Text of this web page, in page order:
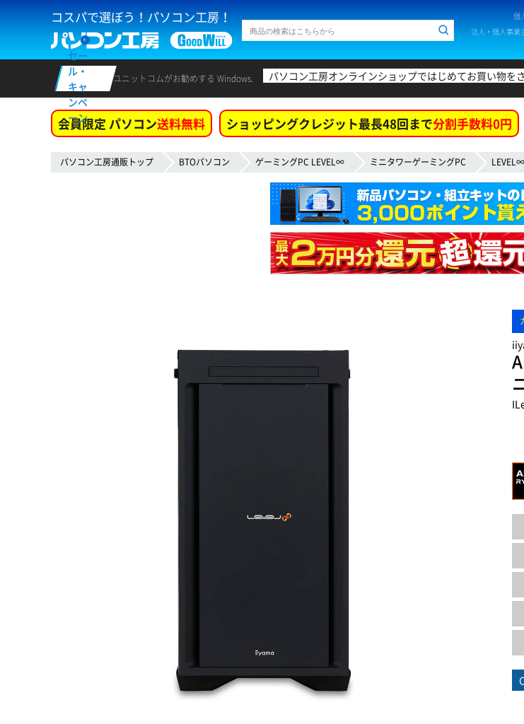
コスパで選ぼう！パソコン工房！ 個
法人・個人事業
セー
ル・
キャ
ンペ
ーン
ユニットコムがお勧めする Windows. パソコン工房オンラインショップではじめてお買い物を
会員限定 パソコン送料無料 ショッピングクレジット最長48回まで分割手数料0円
パソコン工房通販トップ BTOパソコン ゲーミングPC LEVEL∞ ミニタワーゲーミングPC